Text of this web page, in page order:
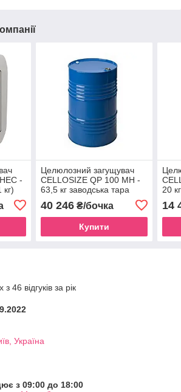
-
кг)
Целюлозний загущувач
CELLOSIZE QP 100 MH -
63,5 кг заводська тара
40 246₴/бочка
Купити
20 кг
14
46 відгуків за рік
Україна
з 09:00 до 18:00